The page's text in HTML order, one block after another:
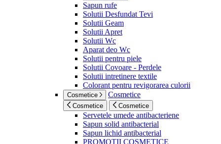
Sapun rufe
Solutii Desfundat Tevi
Solutii Geam
Solutii Apret
Solutii Wc
Aparat deo Wc
Solutii pentru piele
Solutii Covoare - Perdele
Solutii intretinere textile
Colorant pentru revigorarea culorii
Cosmetice Cosmetice
Cosmetice Cosmetice
Servetele umede antibacteriene
Sapun solid antibacterial
Sapun lichid antibacterial
PROMOTII COSMETICE